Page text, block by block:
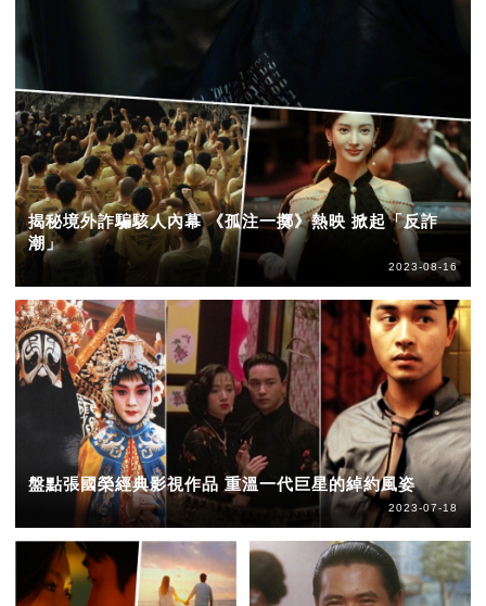
揭秘境外詐騙駭人內幕 《孤注一擲》熱映 掀起「反詐
潮」
2023-08-16
盤點張國榮經典影視作品 重溫一代巨星的綽約風姿
2023-07-18